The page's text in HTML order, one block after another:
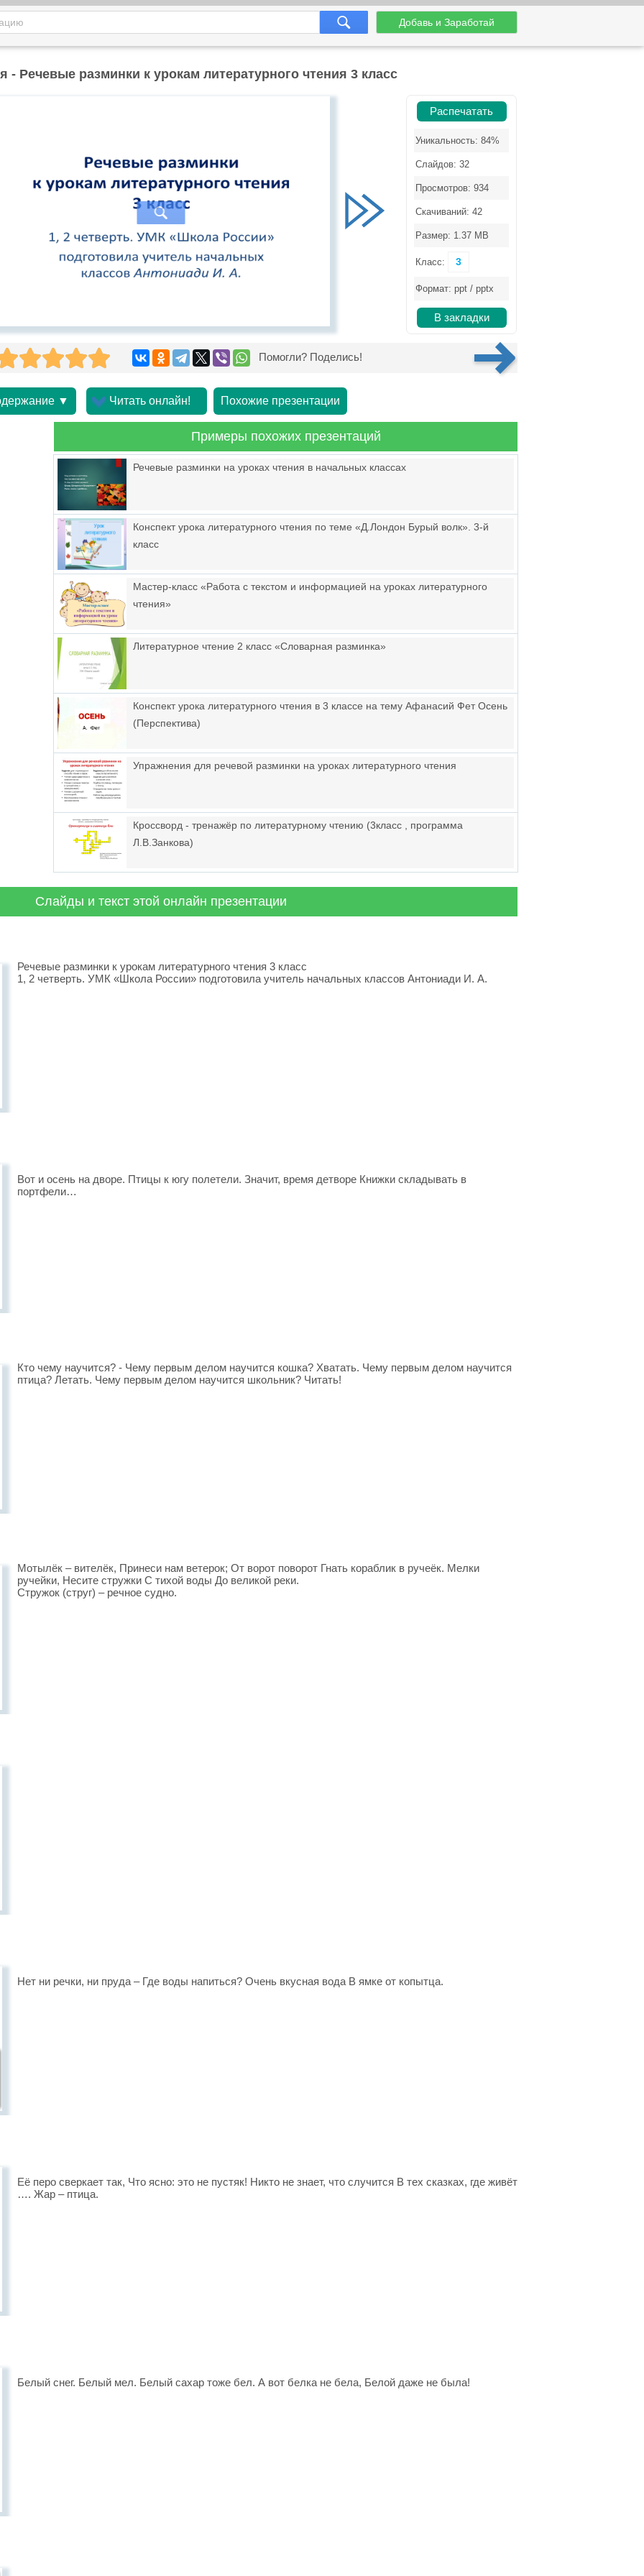
Добавь и Заработай
- Речевые разминки к урокам литературного чтения 3 класс
Распечатать
Уникальность: 84%
Слайдов: 32
Просмотров: 934
Скачиваний: 42
Размер: 1.37 MB
Класс: 3
Формат: ppt / pptx
В закладки
Помогли? Поделись!
▼ Читать онлайн! Похожие презентации
Примеры похожих презентаций
Речевые разминки на уроках чтения в начальных классах
Конспект урока литературного чтения по теме «Д.Лондон Бурый волк». 3-й
класс
Мастер-класс «Работа с текстом и информацией на уроках литературного
чтения»
Литературное чтение 2 класс «Словарная разминка»
Конспект урока литературного чтения в 3 классе на тему Афанасий Фет Осень
(Перспектива)
Упражнения для речевой разминки на уроках литературного чтения
Кроссворд - тренажёр по литературному чтению (3класс , программа
Л.В.Занкова)
Слайды и текст этой онлайн презентации
Речевые разминки к урокам литературного чтения 3 класс
1, 2 четверть. УМК «Школа России» подготовила учитель начальных классов Антониади И. А.
Вот и осень на дворе. Птицы к югу полетели. Значит, время детворе Книжки складывать в
портфели…
Кто чему научится? - Чему первым делом научится кошка? Хватать. Чему первым делом научится
птица? Летать. Чему первым делом научится школьник? Читать!
Мотылёк – вителёк, Принеси нам ветерок; От ворот поворот Гнать кораблик в ручеёк. Мелки
ручейки, Несите стружки С тихой воды До великой реки.
Стружок (струг) – речное судно.
Нет ни речки, ни пруда – Где воды напиться? Очень вкусная вода В ямке от копытца.
Её перо сверкает так, Что ясно: это не пустяк! Никто не знает, что случится В тех сказках, где живёт
…. Жар – птица.
Белый снег. Белый мел. Белый сахар тоже бел. А вот белка не бела, Белой даже не была!